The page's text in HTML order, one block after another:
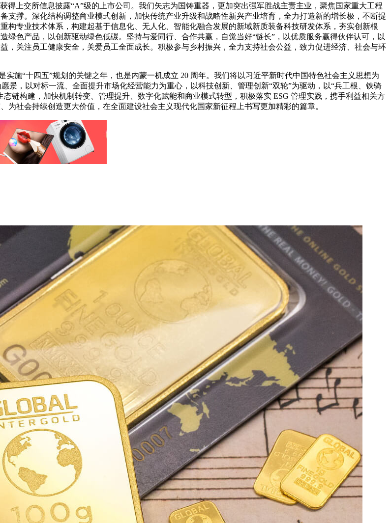
上交所信息披露“A”级的上市公司。我们矢志为国铸重器，更加突出强军胜战主责主业，聚焦国家重大工程
支撑。深化结构调整商业模式创新，加快传统产业升级和战略性新兴产业培育，全力打造新的增长极，不断提
构专业技术体系，构建起基于信息化、无人化、智能化融合发展的新域新质装备科技研发体系，夯实创新根
色产品，以创新驱动绿色低碳。坚持与爱同行、合作共赢，自觉当好“链长”，以优质服务赢得伙伴认可，以
，关注员工健康安全，关爱员工全面成长。积极参与乡村振兴，全力支持社会公益，致力促进经济、社会与环
施“十四五”规划的关键之年，也是内蒙一机成立 20 周年。我们将以习近平新时代中国特色社会主义思想为
景，以对标一流、全面提升市场化经营能力为重心，以科技创新、管理创新“双轮”为驱动，以“兵工根、铁骑
链构建，加快机制转变、管理提升、数字化赋能和商业模式转型，积极落实 ESG 管理实践，携手利益相关方
社会持续创造更大价值，在全面建设社会主义现代化国家新征程上书写更加精彩的篇章。